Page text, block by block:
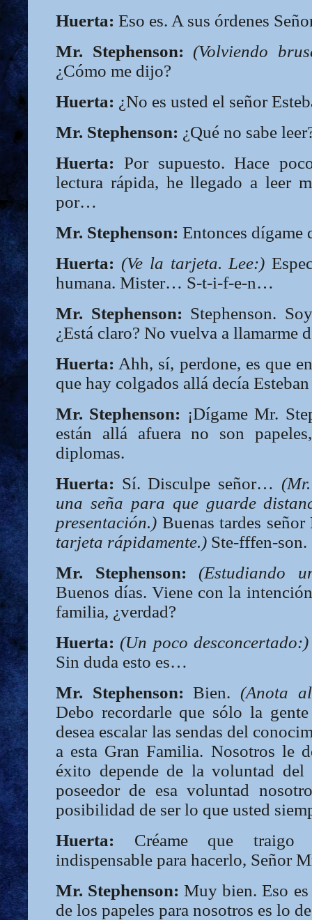
Huerta: Eso es. A sus órdenes
Mr. Stephenson: (Volviendo
¿Cómo me dijo?
Huerta: ¿No es usted el señor
Mr. Stephenson: ¿Qué no sabe
Huerta: Por supuesto. Hace
lectura rápida, he llegado a leer
por…
Mr. Stephenson: Entonces dígame
Huerta: (Ve la tarjeta. Lee:)
humana. Mister… S-t-i-f-e-n…
Mr. Stephenson: Stephenson.
¿Está claro? No vuelva a llamarme
Huerta: Ahh, sí, perdone, es que
que hay colgados allá decía
Mr. Stephenson: ¡Dígame Mr.
están allá afuera no son
diplomas.
Huerta: Sí. Disculpe señor…
una seña para que guarde
presentación.) Buenas tardes
tarjeta rápidamente.) Ste-fffen-son.
Mr. Stephenson:
(Estudiando
Buenos días. Viene con la
familia, ¿verdad?
Huerta: (Un poco desconcertado:)
Sin duda esto es…
Mr. Stephenson: Bien. (Anota
Debo recordarle que sólo la gente
desea escalar las sendas del
a esta Gran Familia. Nosotros le
éxito depende de la voluntad
poseedor de esa voluntad
posibilidad de ser lo que usted
Huerta: Créame que traigo
indispensable para hacerlo, Señor
Mr. Stephenson: Muy bien. Eso
de los papeles para nosotros es lo